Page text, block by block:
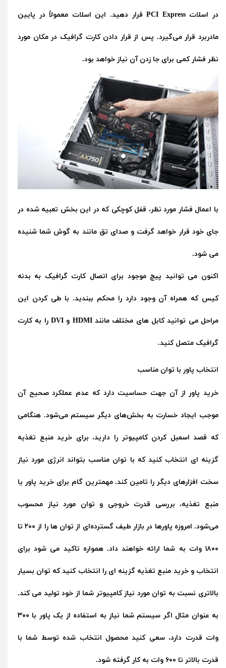
در اسلات PCI Express قرار دهید. این اسلات معمولاً در پایین
مادربرد قرار می‌گیرد. پس از قرار دادن کارت گرافیک در مکان مورد
نظر فشار کمی برای جا زدن آن نیاز خواهد بود.
با اعمال فشار مورد نظر، قفل کوچکی که در این بخش تعبیه شده در
جای خود قرار خواهد گرفت و صدای تق مانند به گوش شما شنیده
می شود.
اکنون می توانید پیچ موجود برای اتصال کارت گرافیک به بدنه
کیس که همراه آن وجود دارد را محکم ببندید. با طی کردن این
مراحل می توانید کابل های مختلف مانند HDMI و DVI را به کارت
گرافیک متصل کنید.
انتخاب پاور با توان مناسب
خرید پاور از آن جهت حساسیت دارد که عدم عملکرد صحیح آن
موجب ایجاد خسارت به بخش‌های دیگر سیستم می‌شود. هنگامی
که قصد اسمبل کردن کامپیوتر را دارید، برای خرید منبع تغذیه
گزینه ای انتخاب کنید که با توان مناسب بتواند انرژی مورد نیاز
سخت افزارهای دیگر را تامین کند. مهمترین گام برای خرید پاور یا
منبع تغذیه، بررسی قدرت خروجی و توان مورد نیاز محسوب
می‌شود. امروزه پاورها در بازار طیف گسترده‌ای از توان ها را از ۲۰۰ تا
۱۸۰۰ وات به شما ارائه خواهند داد. همواره تاکید می شود برای
انتخاب و خرید منبع تغذیه گزینه ای را انتخاب کنید که توان بسیار
بالاتری نسبت به توان مورد نیاز کامپیوتر شما از خود تولید می کند.
به عنوان مثال اگر سیستم شما نیاز به استفاده از یک پاور با ۳۰۰
وات قدرت دارد، سعی کنید محصول انتخاب شده توسط شما با
قدرت بالاتر تا ۶۰۰ وات به کار گرفته شود.